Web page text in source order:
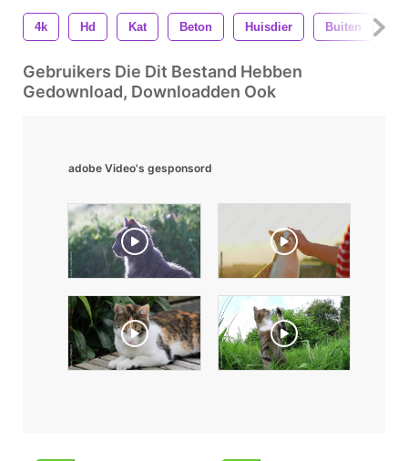
4k Hd Kat Beton Huisdier Buiten
Gebruikers Die Dit Bestand Hebben
Gedownload, Downloadden Ook
adobe Video's gesponsord